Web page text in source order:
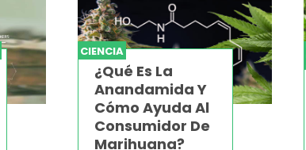
CIENCIA
¿Qué Es La
Anandamida Y
Cómo Ayuda Al
Consumidor De
Marihuana?